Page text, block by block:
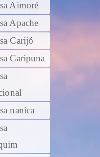
Aimoré
Apache
Carijó
Caripuna
nanica